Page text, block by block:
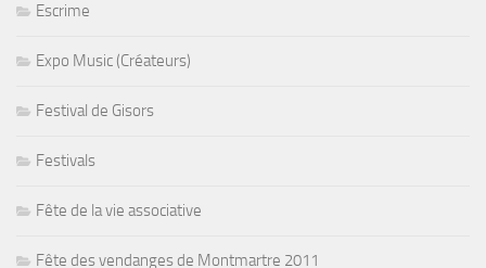
Escrime
Expo Music (Créateurs)
Festival de Gisors
Festivals
Fête de la vie associative
Fête des vendanges de Montmartre 2011